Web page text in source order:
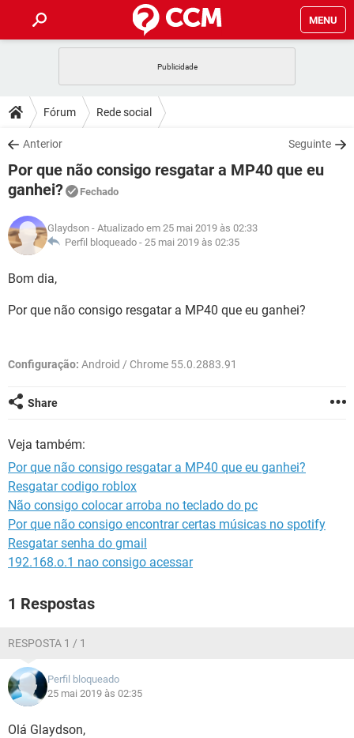
MENU
CELULAR
OUTLOOK
INSTAGRAM GMAIL
GUIA DE COMPRAS
DICAS
JOGOS
OUTLOOK
GUIA DE COMPRAS
DOWNLOADS
JOGOS WHATSAPP
CELULAR
OUTLOOK EXCEL
INSTAGRAM
GUIA DE COMPRAS
FÓRUM
CELULAR FACEBOOK
GUIA DE COMPRAS
GLOSSÁRIO
JOGOS
CELULAR
OUTLOOK EXCEL
GUIA DE COMPRAS
Fórum Rede social
Anterior Seguinte
Por que não consigo resgatar a MP40 que eu
ganhei?
Fechado
Glaydson - Atualizado em 25 mai 2019 às 02:33
Perfil bloqueado - 25 mai 2019 às 02:35
Bom dia,
Por que não consigo resgatar a MP40 que eu ganhei?
Configuração: Android / Chrome 55.0.2883.91
Share
Veja também:
Por que não consigo resgatar a MP40 que eu ganhei?
Resgatar codigo roblox
Não consigo colocar arroba no teclado do pc
Por que não consigo encontrar certas músicas no spotify
Resgatar senha do gmail
192.168.o.1 nao consigo acessar
1 Respostas
RESPOSTA 1 / 1
Perfil bloqueado
25 mai 2019 às 02:35
Olá Glaydson,